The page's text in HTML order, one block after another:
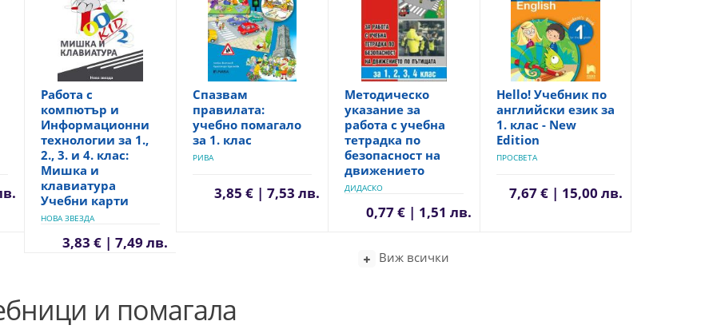
Работа с
компютър и
Информационни
технологии за 1.,
2., 3. и 4. клас:
Мишка и
клавиатура
Учебни карти
НОВА ЗВЕЗДА
3,83 € | 7,49 лв.
Спазвам
правилата:
учебно помагало
за 1. клас
РИВА
3,85 € | 7,53 лв.
Методическо
указание за
работа с учебна
тетрадка по
безопасност на
движението
ДИДАСКО
0,77 € | 1,51 лв.
Hello! Учебник по
английски език за
1. клас - New
Edition
ПРОСВЕТА
7,67 € | 15,00 лв.
Виж всички
и помагала